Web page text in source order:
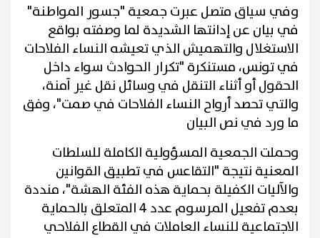
وفي سياق متصل عبرت جمعية "جسور المواطنة"
في بيان عن إدانتها الشديدة لما وصفته بواقع
الاستغلال والتهميش الذي تعيشه النساء الفلاحات
في تونس، مستنكرة "تكرار الحوادث سواء داخل
الحقول أو أثناء التنقل في وسائل نقل غير آمنة،
والتي تحصد أرواح النساء الفلاحات في صمت"، وفق
ما ورد في نص البيان
وحملت الجمعية المسؤولية الكاملة للسلطات
المعنية نتيجة "التقاعس في تطبيق القوانين
والآليات الكفيلة بحماية هذه الفئة الهشة"، منددة
بعدم تفعيل المرسوم عدد 4 المتعلق بالحماية
الاجتماعية للنساء العاملات في القطاع الفلاحي